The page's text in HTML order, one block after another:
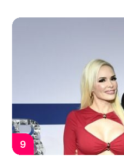
9